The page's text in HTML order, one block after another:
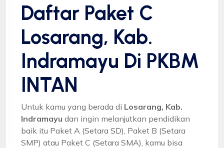
Daftar Paket C
Losarang, Kab.
Indramayu Di PKBM
INTAN
Untuk kamu yang berada di Losarang, Kab.
Indramayu dan ingin melanjutkan pendidikan
baik itu Paket A (Setara SD), Paket B (Setara
SMP) atau Paket C (Setara SMA), kamu bisa